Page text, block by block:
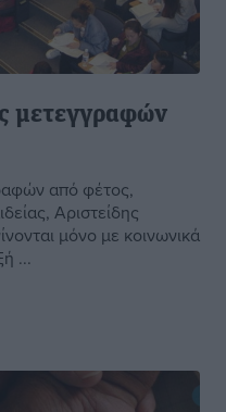
μετεγγραφών
από φέτος,
Αριστείδης
μόνο με κοινωνικά
...